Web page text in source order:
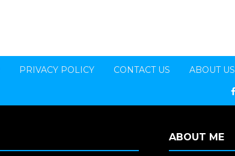
PRIVACY POLICY CONTACT US ABOUT US
ABOUT ME